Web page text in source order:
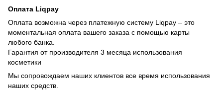
Оплата Liqpay
Оплата возможна через платежную систему Liqpay – это
моментальная оплата вашего заказа с помощью карты
любого банка.
Гарантия от производителя 3 месяца использования
косметики
Мы сопровождаем наших клиентов все время использования
наших средств.